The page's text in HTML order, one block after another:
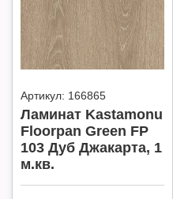
Артикул: 166865
Ламинат Kastamonu
Floorpan Green FP
103 Дуб Джакарта, 1
м.кв.